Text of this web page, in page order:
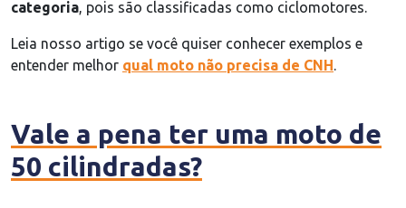
categoria, pois são classificadas como ciclomotores.
Leia nosso artigo se você quiser conhecer exemplos e
entender melhor qual moto não precisa de CNH.
Vale a pena ter uma moto de
50 cilindradas?